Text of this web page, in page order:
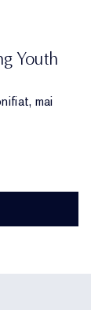
Youth
mai